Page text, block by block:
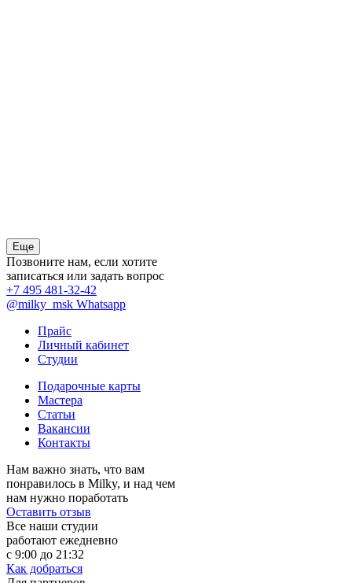
Еще
Позвоните нам, если хотите
записаться или задать вопрос
+7 495 481-32-42
@milky_msk Whatsapp
Прайс
Личный кабинет
Студии
Подарочные карты
Мастера
Статьи
Вакансии
Контакты
Нам важно знать, что вам
понравилось в Milky, и над чем
нам нужно поработать
Оставить отзыв
Все наши студии
работают ежедневно
с 9:00 до 21:32
Как добраться